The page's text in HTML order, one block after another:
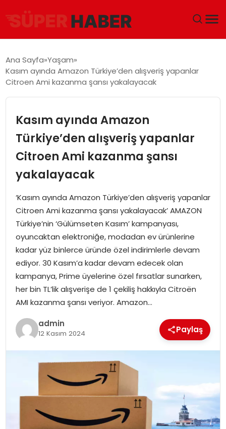
GÜNDEM
EKONOMI
MAGAZIN
SAĞLIK
SIYASET
SPOR
TEKNOLOJI
Ana Sayfa Yaşam
Kasım ayında Amazon Türkiye’den alışveriş yapanlar
Citroen Ami kazanma şansı yakalayacak
Kasım ayında Amazon
Türkiye’den alışveriş yapanlar
Citroen Ami kazanma şansı
yakalayacak
‘Kasım ayında Amazon Türkiye’den alışveriş yapanlar
Citroen Ami kazanma şansı yakalayacak’ AMAZON
Türkiye’nin ‘Gülümseten Kasım’ kampanyası,
oyuncaktan elektroniğe, modadan ev ürünlerine
kadar yüz binlerce üründe özel indirimlerle devam
ediyor. 30 Kasım’a kadar devam edecek olan
kampanya, Prime üyelerine özel fırsatlar sunarken,
her bin TL’lik alışverişe de 1 çekiliş hakkıyla Citroën
AMI kazanma şansı veriyor. Amazon…
admin
12 Kasım 2024 Paylaş